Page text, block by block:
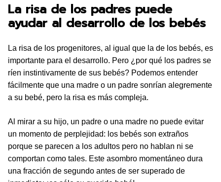
La risa de los padres puede
ayudar al desarrollo de los bebés
La risa de los progenitores, al igual que la de los bebés, es
importante para el desarrollo. Pero ¿por qué los padres se
ríen instintivamente de sus bebés? Podemos entender
fácilmente que una madre o un padre sonrían alegremente
a su bebé, pero la risa es más compleja.
Al mirar a su hijo, un padre o una madre no puede evitar
un momento de perplejidad: los bebés son extraños
porque se parecen a los adultos pero no hablan ni se
comportan como tales. Este asombro momentáneo dura
una fracción de segundo antes de ser superado de